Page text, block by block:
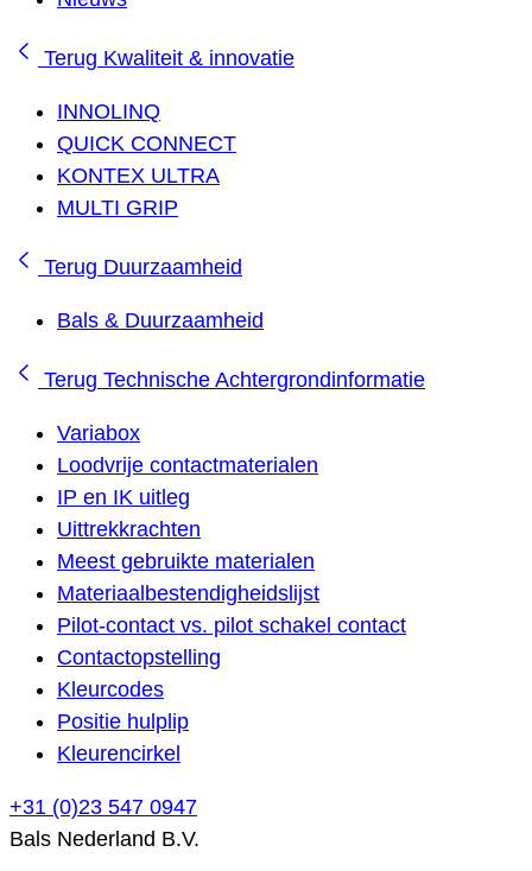
Terug Kwaliteit & innovatie
INNOLINQ
QUICK CONNECT
KONTEX ULTRA
MULTI GRIP
Terug Duurzaamheid
Bals & Duurzaamheid
Terug Technische Achtergrondinformatie
Variabox
Loodvrije contactmaterialen
IP en IK uitleg
Uittrekkrachten
Meest gebruikte materialen
Materiaalbestendigheidslijst
Pilot-contact vs. pilot schakel contact
Contactopstelling
Kleurcodes
Positie hulplip
Kleurencirkel
+31 (0)23 547 0947
Bals Nederland B.V.